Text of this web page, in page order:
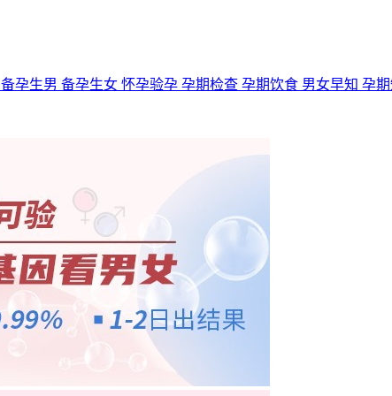
备孕生男 备孕生女 怀孕验孕 孕期检查 孕期饮食 男女早知 孕